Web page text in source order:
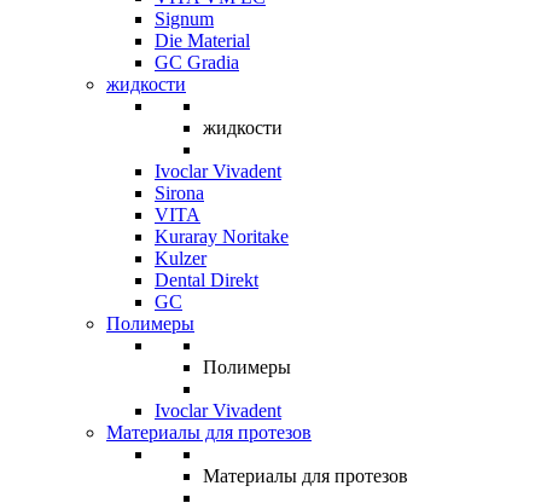
Signum
Die Material
GC Gradia
жидкости
жидкости
Ivoclar Vivadent
Sirona
VITA
Kuraray Noritake
Kulzer
Dental Direkt
GC
Полимеры
Полимеры
Ivoclar Vivadent
Материалы для протезов
Материалы для протезов